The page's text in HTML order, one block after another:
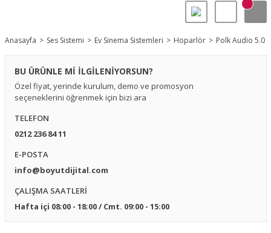
Anasayfa Ses Sistemi Ev Sinema Sistemleri Hoparlör Polk Audio 5.0
BU ÜRÜNLE Mİ İLGİLENİYORSUN?
Özel fiyat, yerinde kurulum, demo ve promosyon
seçeneklerini öğrenmek için bizi ara
TELEFON
0212 236 84 11
E-POSTA
info@boyutdijital.com
ÇALIŞMA SAATLERİ
Hafta içi 08:00 - 18:00 / Cmt. 09:00 - 15:00